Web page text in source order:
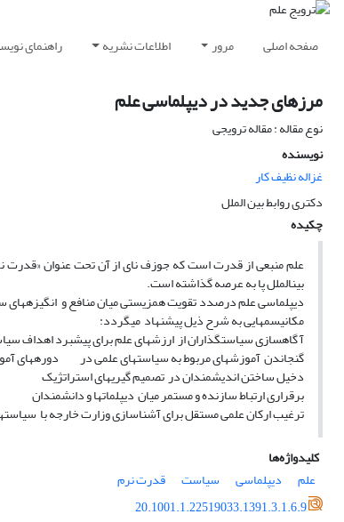
صفحه اصلی مرور اطلاعات نشریه راهنمای
مرزهای جدید در دیپلماسی علم
نوع مقاله : مقاله ترویجی
نویسنده
غزاله نظیف کار
دکتری روابط بین الملل
چکیده
علم منبعی از قدرت است که جوزف نای از آن تحت عنوان «قدرت
بینالملل پا به عرصه گذاشته است.
دیپلماسی علم درصدد تقویت همزیستی میان منافع و انگیزههای
مکانیسمهایی به شرح ذیل پیشنهاد میگردد:
آ گاهسازی سیاستگذاران از ارزشهای علم برای پیشبرد اهداف
گنجاندن آموزشهای مربوط به سیاستهای علمی در دورههای
دخیل ساختن اندیشمندان در تصمیم گیریهای استراتژیک
برقراری ارتباط سازنده و مستمر میان دیپلماتها و دانشمندان
ترغیب ارکان علمی مستقل برای آشناسازی وزارت خارجه با
کلیدواژه‌ها
علم
دیپلماسی سیاست
قدرت نرم
20.1001.1.22519033.1391.3.1.6.9